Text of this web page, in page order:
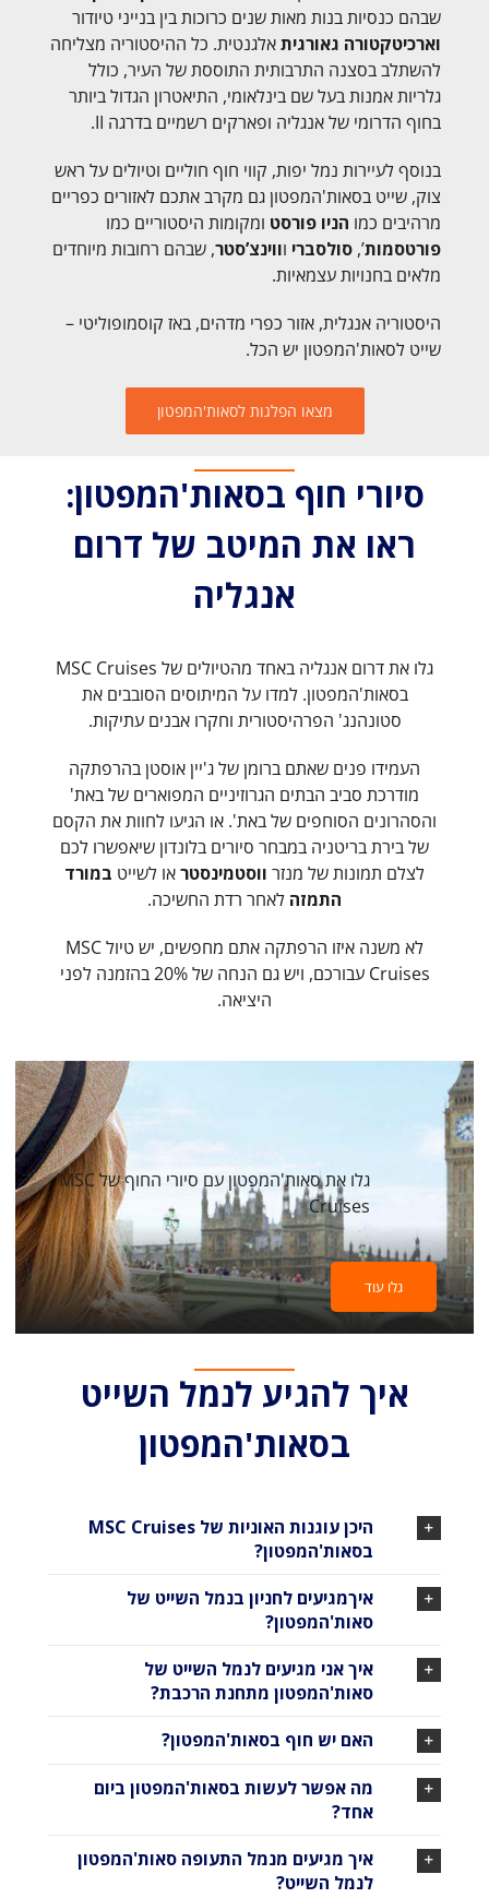
שבהם כנסיות בנות מאות שנים כרוכות בין בנייני טיודור
וארכיטקטורה גאורגיתאלגנטית. כל ההיסטוריה מצליחה
להשתלב בסצנה התרבותית התוססת של העיר, כולל
גלריות אמנות בעל שם בינלאומי, התיאטרון הגדול ביותר
בחוף הדרומי של אנגליה ופארקים רשמיים בדרגה II.
בנוסף לעיירות נמל יפות, קווי חוף חוליים וטיולים על ראש
צוק, שייט בסאות'המפטון גם מקרב אתכם לאזורים כפריים
מרהיבים כמו הניו ​​פורסט ומקומות היסטוריים כמו
פורטסמות’,סולסברי וווינצ’סטר, שבהם רחובות מיוחדים
מלאים בחנויות עצמאיות.
היסטוריה אנגלית, אזור כפרי מדהים, באז קוסמופוליטי –
שייט לסאות'המפטון יש הכל.
מצאו הפלגות לסאות'המפטון
סיורי חוף בסאות'המפטון:
ראו את המיטב של דרום
אנגליה
גלו את דרום אנגליה באחד מהטיולים של MSC Cruises
בסאות'המפטון. למדו על המיתוסים הסובבים את
סטונהנג' הפרהיסטורית וחקרו אבנים עתיקות.
העמידו פנים שאתם ברומן של ג'יין אוסטן בהרפתקה
מודרכת סביב הבתים הגרוזיניים המפוארים של באת'
והסהרונים הסוחפים של באת'. או הגיעו לחוות את הקסם
של בירת בריטניה במבחר סיורים בלונדון שיאפשרו לכם
לצלם תמונות של מנזר ווסטמינסטראו לשייט במורד
התמזה לאחר רדת החשיכה.
לא משנה איזו הרפתקה אתם מחפשים, יש טיול MSC
Cruises עבורכם, ויש גם הנחה של 20% בהזמנה לפני
היציאה.
גלו את סאות'המפטון עם סיורי החוף של MSC
Cruises
גלו עוד
איך להגיע לנמל השייט
בסאות'המפטון
היכן עוגנות האוניות של MSC Cruises
בסאות'המפטון?
איךמגיעים לחניון בנמל השייט של
סאות'המפטון?
איך אני מגיעים לנמל השייט של
סאות'המפטון מתחנת הרכבת?
האם יש חוף בסאות'המפטון?
מה אפשר לעשות בסאות'המפטון ביום
אחד?
איך מגיעים מנמל התעופה סאות'המפטון
לנמל השייט?